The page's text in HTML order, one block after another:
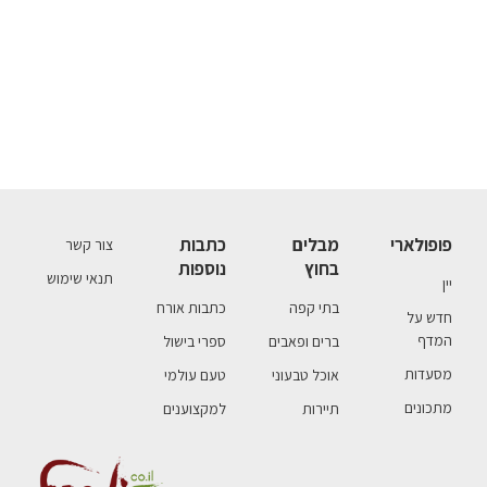
פופולארי
יין
חדש על
המדף
מסעדות
מתכונים
מבלים
בחוץ
בתי קפה
ברים ופאבים
אוכל טבעוני
תיירות
כתבות
נוספות
כתבות אורח
ספרי בישול
טעם עולמי
למקצוענים
צור קשר
תנאי שימוש